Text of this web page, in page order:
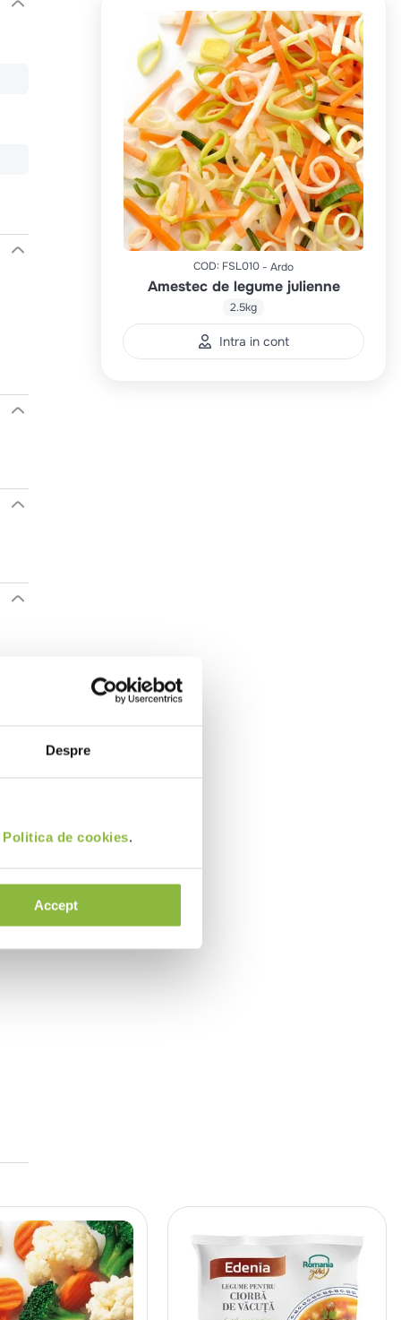
Despre
Politica de cookies.
Accept
COD: FSL010 Ardo
Amestec de legume julienne
2.5kg
Intra in cont